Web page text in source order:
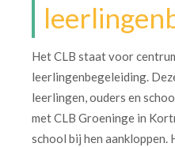
Het CLB staat voor
leerlingenbegeleiding.
leerlingen, ouders en
met CLB Groeninge in
school bij hen aankloppen.